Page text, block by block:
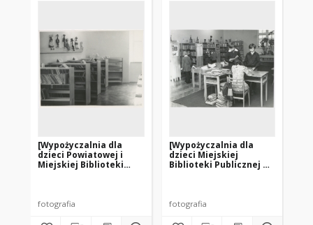
[Wypożyczalnia dla
dzieci Powiatowej i
Miejskiej Biblioteki
fotografia
[Wypożyczalnia dla
dzieci Miejskiej
Biblioteki Publicznej w
fotografia